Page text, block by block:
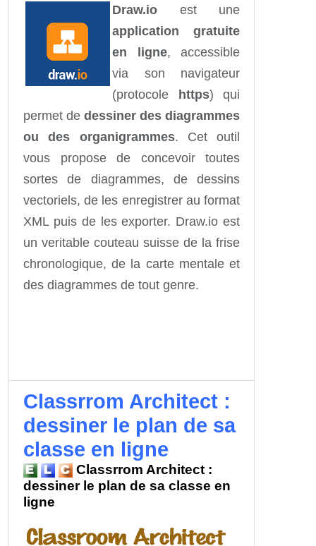
Draw.io est une
application gratuite
en ligne, accessible
via son navigateur
(protocole https) qui
permet de dessiner des diagrammes
ou des organigrammes. Cet outil
vous propose de concevoir toutes
sortes de diagrammes, de dessins
vectoriels, de les enregistrer au format
XML puis de les exporter. Draw.io est
un veritable couteau suisse de la frise
chronologique, de la carte mentale et
des diagrammes de tout genre.
Classrrom Architect :
dessiner le plan de sa
classe en ligne
Classrrom Architect :
dessiner le plan de sa classe en
ligne